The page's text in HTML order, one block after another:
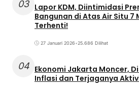
03 Lapor KDM, Diintimidasi
Bangunan di Atas Air Situ 7
Terhenti!
27 Januari 2026•25.686 Dilihat
04 Ekonomi Jakarta Moncer,
Inflasi dan Terjaganya